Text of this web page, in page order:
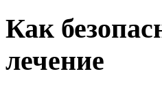
Как
лечение